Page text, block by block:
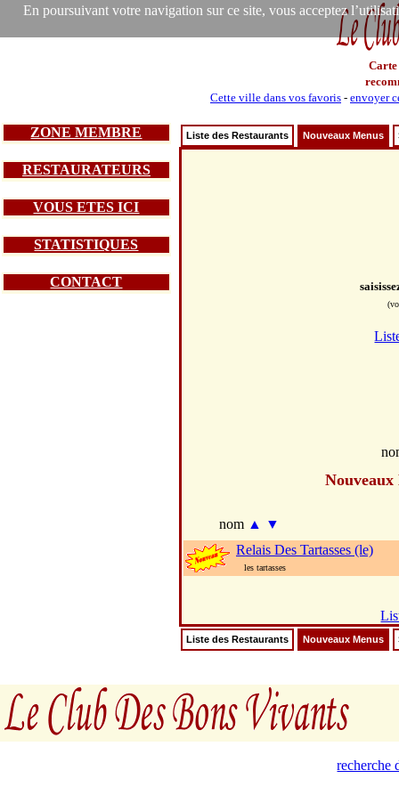
En poursuivant votre navigation sur ce site, vous acceptez
Carte
Cette ville dans vos favoris - envoyer
ZONE MEMBRE
RESTAURATEURS
VOUS ETES ICI
STATISTIQUES
CONTACT
Liste des Restaurants Nouveaux Menus
Nouveaux
nom ▲
▼
Relais Des Tartasses (le)
les tartasses
Liste des Restaurants Nouveaux Menus
recherche